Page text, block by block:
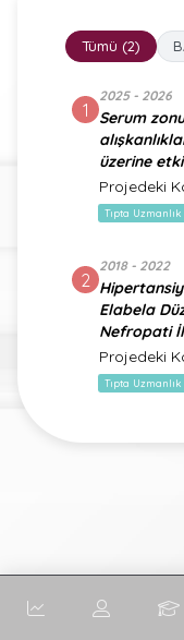
Tümü (2)
1
2025 - 2026
Serum
üzerine
Projedeki
Tıpta
2
2018 - 2022
Elabela
Nefropati
Projedeki
Tıpta